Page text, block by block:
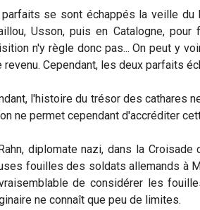
parfaits se sont échappés la veille
Usson, puis en Catalogne,
n'y règle donc pas... On peut y
revenu. Cependant, les deux parfaits
l'histoire du trésor des cathares
ne permet cependant d'accréditer
diplomate nazi, dans la
fouilles des soldats allemands à
de considérer les
ne connaît que peu de limites.